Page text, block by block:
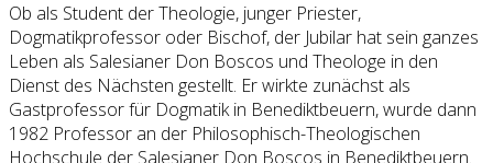
Ob als Student der Theologie, junger Priester,
Dogmatikprofessor oder Bischof, der Jubilar hat sein ganzes
Leben als Salesianer Don Boscos und Theologe in den
Dienst des Nächsten gestellt. Er wirkte zunächst als
Gastprofessor für Dogmatik in Benediktbeuern, wurde dann
1982 Professor an der Philosophisch-Theologischen
Hochschule der Salesianer Don Boscos in Benediktbeuern.